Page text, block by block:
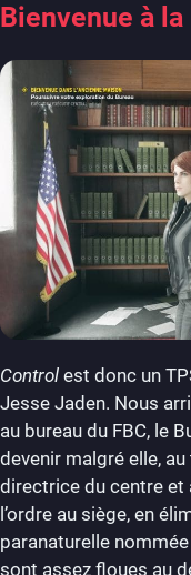
Bienvenue à
Control est donc un
Jesse Jaden. Nous
au bureau du FBC, le
devenir malgré elle,
directrice du centre et
l’ordre au siège, en
paranaturelle
sont assez floues au